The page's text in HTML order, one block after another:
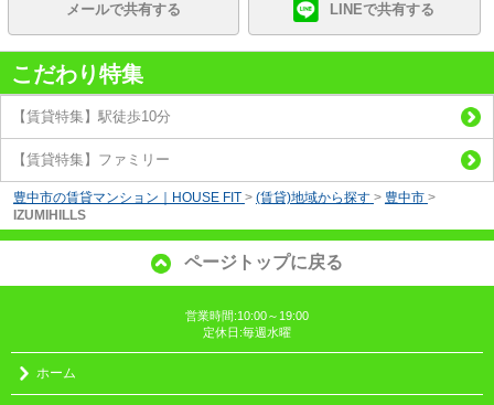
メールで共有する LINEで共有する
こだわり特集
【賃貸特集】駅徒歩10分
【賃貸特集】ファミリー
豊中市の賃貸マンション｜HOUSE FIT > (賃貸)地域から探す > 豊中市 >
IZUMIHILLS
ページトップに戻る
営業時間:10:00～19:00
定休日:毎週水曜
ホーム